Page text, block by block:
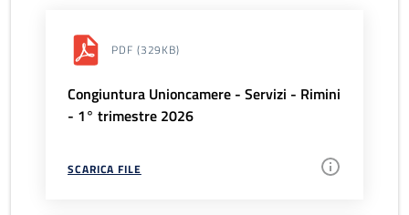
PDF (329KB)
Congiuntura Unioncamere - Servizi - Rimini
- 1° trimestre 2026
SCARICA FILE